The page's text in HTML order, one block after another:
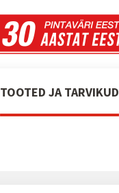
TOOTED JA TARVIKUD